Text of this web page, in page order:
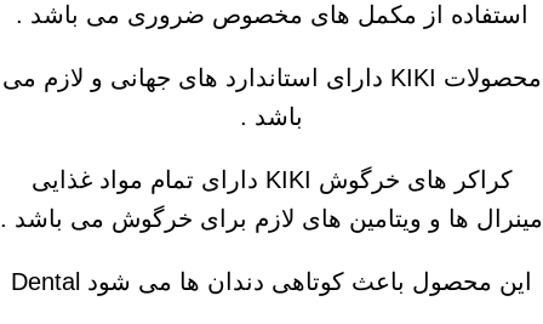
استفاده از مکمل های مخصوص ضروری می باشد .
محصولات KIKI دارای استاندارد های جهانی و لازم می
باشد .
کراکر های خرگوش KIKI دارای تمام مواد غذایی
مینرال ها و ویتامین های لازم برای خرگوش می باشد .
این محصول باعث کوتاهی دندان ها می شود Dental